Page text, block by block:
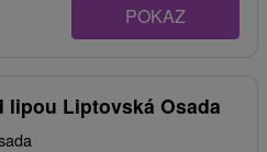
POKAZ
lipou Liptovská Osada